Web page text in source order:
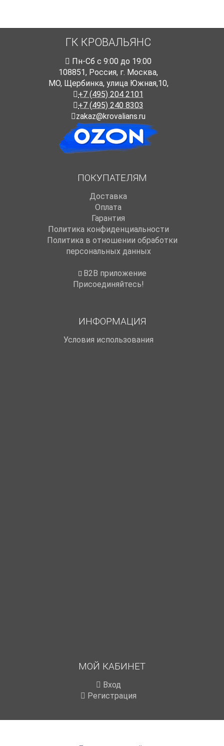
ГК КРОВАЛЬЯНС
Пн-Cб с 9:00 до 19:00
108851, Россия, г. Москва,
МО, Щербинка, улица Южная,10,
+7 (495) 204 2101
+7 (495) 240 8303
zakaz@krovalians.ru
ПОКУПАТЕЛЯМ
Доставка
Оплата
Гарантия
Политика конфиденциальности
Политика в отношении обработки
персональных данных
B2B приложение
Присоединяйтесь!
ИНФОРМАЦИЯ
Условия использования
МОЙ КАБИНЕТ
Вход
Регистрация